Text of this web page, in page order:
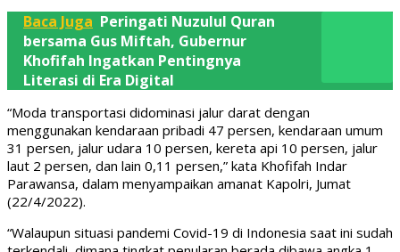
Baca Juga Peringati Nuzulul Quran
bersama Gus Miftah, Gubernur
Khofifah Ingatkan Pentingnya
Literasi di Era Digital
“Moda transportasi didominasi jalur darat dengan
menggunakan kendaraan pribadi 47 persen, kendaraan umum
31 persen, jalur udara 10 persen, kereta api 10 persen, jalur
laut 2 persen, dan lain 0,11 persen,” kata Khofifah Indar
Parawansa, dalam menyampaikan amanat Kapolri, Jumat
(22/4/2022).
“Walaupun situasi pandemi Covid-19 di Indonesia saat ini sudah